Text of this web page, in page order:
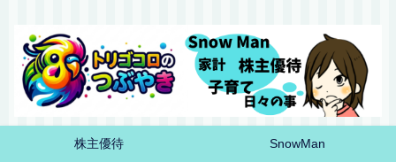
株主優待 SnowMan